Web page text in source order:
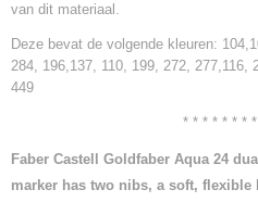
van dit materiaal.
Deze bevat de volgende kleuren:
284, 196,137, 110, 199, 272, 277,116,
449
* * * * * * *
Faber Castell Goldfaber Aqua 24
marker has two nibs, a soft,